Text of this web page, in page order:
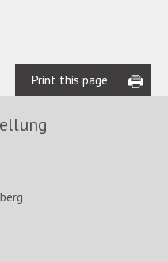
Print this page